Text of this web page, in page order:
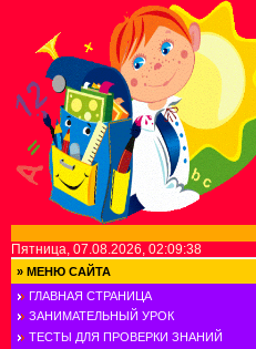
Пятница, 07.08.2026, 02:09:38
» МЕНЮ САЙТА
ГЛАВНАЯ СТРАНИЦА
ЗАНИМАТЕЛЬНЫЙ УРОК
ТЕСТЫ ДЛЯ ПРОВЕРКИ ЗНАНИЙ